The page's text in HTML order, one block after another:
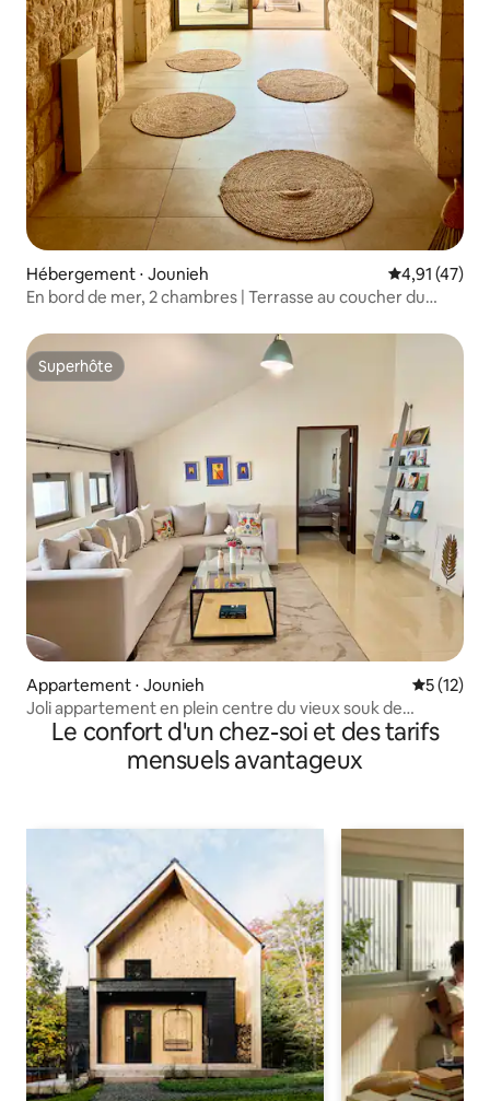
Hébergement ⋅ Jounieh Évaluation
4,91 (47)
En bord de mer, 2 chambres | Terrasse au coucher du
Superhôte
Superhôte
Appartement ⋅ Jounieh
5 (12)
Joli appartement en plein centre du vieux souk de
Jounieh
Le confort d'un chez-soi et des tarifs
mensuels avantageux